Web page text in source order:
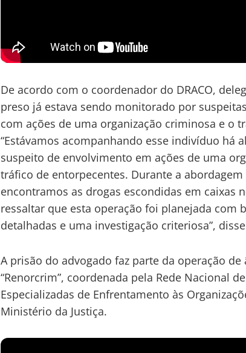
De acordo com o coordenador do DRACO,
preso já estava sendo monitorado por
com ações de uma organização criminosa e o
“Estávamos acompanhando esse indivíduo há
suspeito de envolvimento em ações de uma
tráfico de entorpecentes. Durante a
encontramos as drogas escondidas em caixas
ressaltar que esta operação foi planejada com
detalhadas e uma investigação criteriosa”,
A prisão do advogado faz parte da operação
“Renorcrim”, coordenada pela Rede Nacional
Especializadas de Enfrentamento às
Ministério da Justiça.